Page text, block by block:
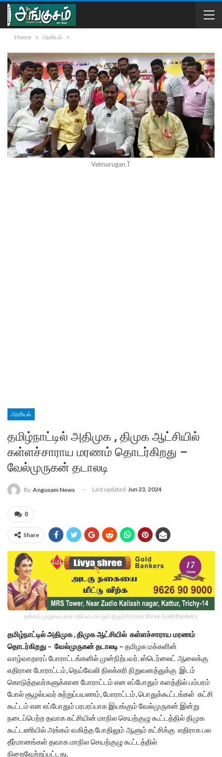
Home அரசியல்
Velmurugan.T
அரசியல்
தமிழ்நாட்டில் அதிமுக , திமுக ஆட்சியில்
கள்ளச்சாராய மரணம் தொடர்கிறது –
வேல்முருகன் தடாலடி
By Angusam News Last updated Jun 23, 2024
0
Share
தங்கம் முழுமையான மதிப்பை பெறும் திருச்சி Livya Shree Gold Bankers
தமிழ்நாட்டில் அதிமுக , திமுக ஆட்சியில் கள்ளச்சாராய மரணம்
தொடர்கிறது – வேல்முருகன் தடாலடி – தமிழக மக்களின்
வாழ்வாதாரப் போராட்டங்களில் முன்நிற்பவர். ஸ்டெர்லைட் ஆலைக்கு
எதிரான போராட்டம், நெய்வேலி நிலக்கரி நிறுவனத்துக்கு இடம்
கொடுத்தவர்களுக்கான போராட்டம் என எப்போதும் களத்தில் பம்பரம்
போல் சூழல்பவர் சுற்றுப்பயணம், போராட்டம், பொதுக்கூட்டங்கள் கட்சி
கூட்டம் என எப்போதும் பரபரப்பாக இயங்கும் வேல்முருகன் இன்று
நடைப்பெற்ற தவாக கட்சியின் மாநில செயற்குழு கூட்டத்தில் திமுக
கூட்டணியில் அங்கம் வகித்த போதிலும் ஆளும் கட்சிக்கு எதிராக பல
தீர்மானங்கள் தவாக மாநில செயற்குழு கூட்டத்தில்
நிறைவேற்றப்பட்டது.